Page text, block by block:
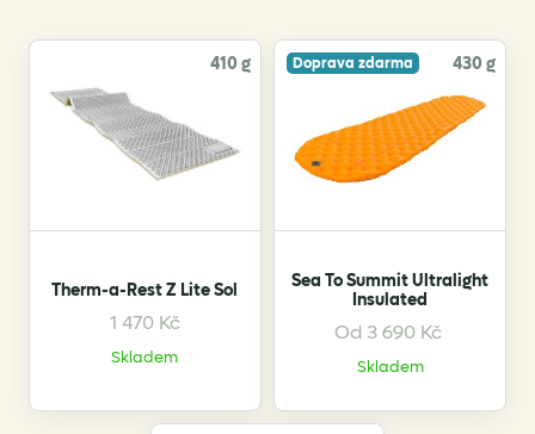
410 g
Therm-a-Rest Z Lite Sol
1 470 Kč
Skladem
This
product
multiple
Doprava zdarma 430 g
Sea To Summit Ultralight
Insulated
Od 3 690 Kč
Skladem
This
product
multiple